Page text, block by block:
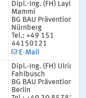
Dipl.-Ing. (FH) Layla
Mammi
BG BAU Prävention
Nürnberg
Tel.: +49 151
44150121
E-Mail
Dipl.-Ing. (FH) Ulrich
Fahlbusch
BG BAU Prävention
Berlin